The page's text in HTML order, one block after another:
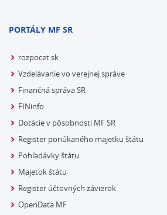
PORTÁLY MF SR
rozpocet.sk
Vzdelávanie vo verejnej správe
Finančná správa SR
FINinfo
Dotácie v pôsobnosti MF SR
Register ponúkaného majetku štátu
Pohľadávky štátu
Majetok štátu
Register účtovných závierok
OpenData MF